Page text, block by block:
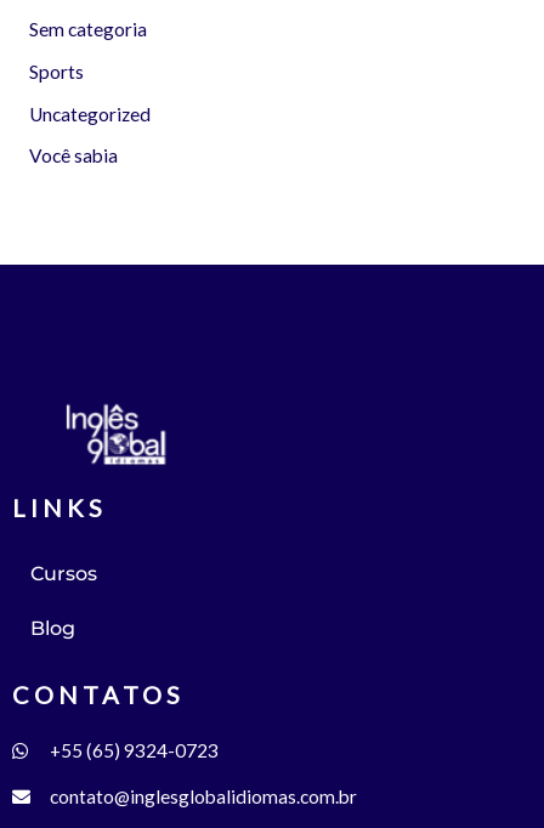
Sem categoria
Sports
Uncategorized
Você sabia
LINKS
Cursos
Blog
CONTATOS
+55 (65) 9324-0723
contato@inglesglobalidiomas.com.br